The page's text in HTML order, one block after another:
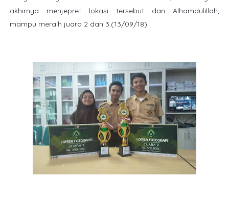
akhirnya menjepret lokasi tersebut dan Alhamdulillah,
mampu meraih juara 2 dan 3.(13/09/18)